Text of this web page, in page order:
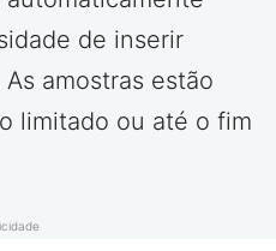
de inserir
amostras estão
limitado ou até o fim